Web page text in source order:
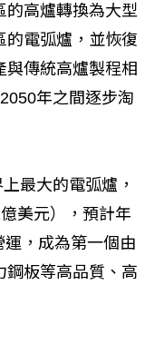
的高爐轉換為大型
的電弧爐，並恢復
與傳統高爐製程相
年之間逐步淘
最大的電弧爐，
美元），預計年
，成為第一個由
鋼板等高品質、高